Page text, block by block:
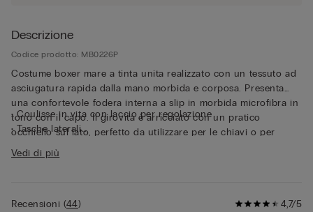
Descrizione
Codice prodotto: MB0226P
Costume boxer mare a tinta unita realizzato con un tessuto ad
asciugatura rapida dalla mano morbida e corposa. Presenta
una confortevole fodera interna a slip in morbida microfibra in
tono con il capo. Il girovita è arricciato con un pratico
occhiello sul lato, perfetto da utilizzare per le chiavi o per
portarsi con sè l'apribottiglie in metallo in dotazione, dettaglio
funzionale e distintivo. Il costume è ripiegabile all'interno della
è perfetto da indossare anche come pantaloncino per il tempo
• Coulisse in vita con laccio per regolazione
• Tasche laterali
• Apribottiglie in metallo
• Spacchetto laterale per maggiore libertà di movimento
Vedi di più
4,7/5
Recensioni(44)